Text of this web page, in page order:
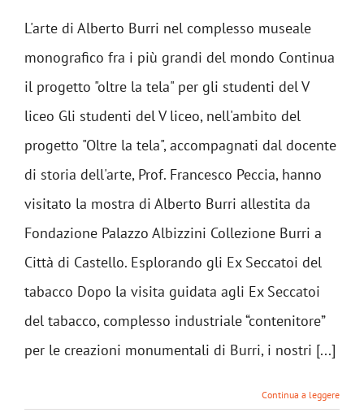
L'arte di Alberto Burri nel complesso museale
monografico fra i più grandi del mondo Continua
il progetto "oltre la tela" per gli studenti del V
liceo Gli studenti del V liceo, nell'ambito del
progetto "Oltre la tela", accompagnati dal docente
di storia dell'arte, Prof. Francesco Peccia, hanno
visitato la mostra di Alberto Burri allestita da
Fondazione Palazzo Albizzini Collezione Burri a
Città di Castello. Esplorando gli Ex Seccatoi del
tabacco Dopo la visita guidata agli Ex Seccatoi
del tabacco, complesso industriale “contenitore”
per le creazioni monumentali di Burri, i nostri [...]
Continua a leggere